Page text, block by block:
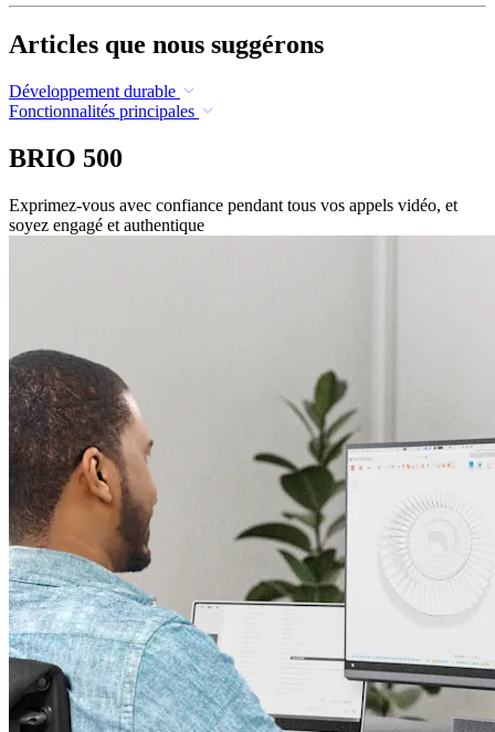
Articles que nous suggérons
Développement durable
Fonctionnalités principales
BRIO 500
Exprimez-vous avec confiance pendant tous vos appels vidéo, et
soyez engagé et authentique